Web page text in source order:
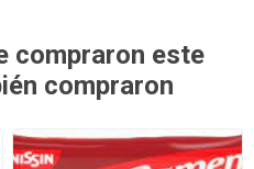
compraron este
compraron